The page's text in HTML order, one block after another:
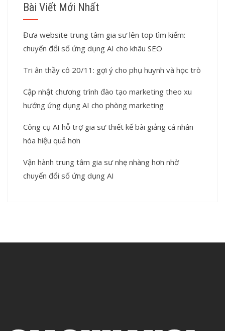
Bài Viết Mới Nhất
Đưa website trung tâm gia sư lên top tìm kiếm:
chuyển đổi số ứng dụng AI cho khâu SEO
Tri ân thầy cô 20/11: gợi ý cho phụ huynh và học trò
Cập nhật chương trình đào tạo marketing theo xu
hướng ứng dụng AI cho phòng marketing
Công cụ AI hỗ trợ gia sư thiết kế bài giảng cá nhân
hóa hiệu quả hơn
Vận hành trung tâm gia sư nhẹ nhàng hơn nhờ
chuyển đổi số ứng dụng AI